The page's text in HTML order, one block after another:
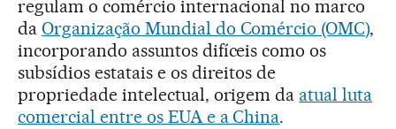
regulam o comércio internacional no marco
da Organização Mundial do Comércio (OMC),
incorporando assuntos difíceis como os
subsídios estatais e os direitos de
propriedade intelectual, origem da atual luta
comercial entre os EUA e a China.